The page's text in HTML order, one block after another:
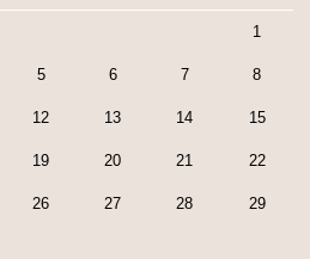
1
5 6 7 8
12 13 14 15
19 20 21 22
26 27 28 29